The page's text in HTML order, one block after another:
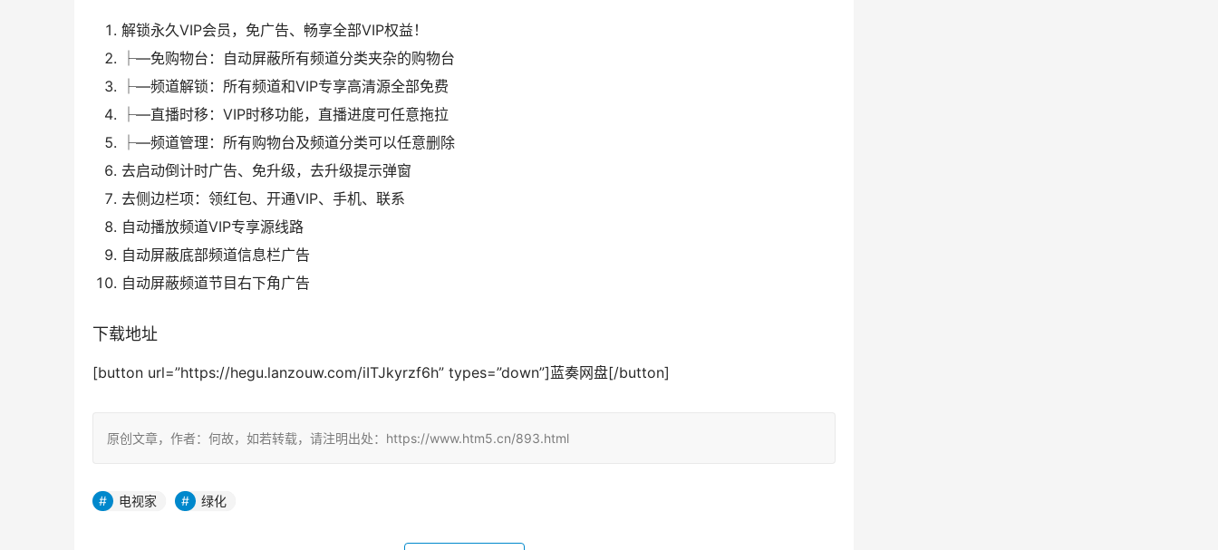
解锁永久VIP会员，免广告、畅享全部VIP权益！
├—免购物台：自动屏蔽所有频道分类夹杂的购物台
├—频道解锁：所有频道和VIP专享高清源全部免费
├—直播时移：VIP时移功能，直播进度可任意拖拉
├—频道管理：所有购物台及频道分类可以任意删除
去启动倒计时广告、免升级，去升级提示弹窗
去侧边栏项：领红包、开通VIP、手机、联系
自动播放频道VIP专享源线路
自动屏蔽底部频道信息栏广告
自动屏蔽频道节目右下角广告
下载地址
[button url=”https://hegu.lanzouw.com/iITJkyrzf6h” types=”down”]蓝奏网盘[/button]
原创文章，作者：何故，如若转载，请注明出处：https://www.htm5.cn/893.html
电视家 绿化